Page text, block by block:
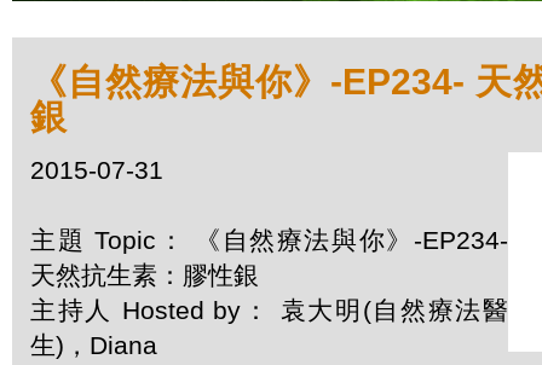
《自然療法與你》-EP234- 天
銀
2015-07-31
主題 Topic： 《自然療法與你》-EP234-
天然抗生素：膠性銀
主持人 Hosted by： 袁大明(自然療法醫
生)，Diana